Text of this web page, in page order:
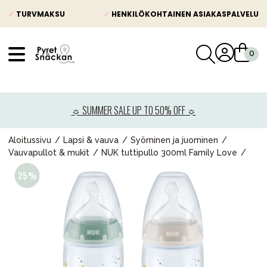
✓ TURVMAKSU ✓ HENKILÖKOHTAINEN ASIAKASPALVELU
☼ SUMMER SALE UP TO 50% OFF ☼
Aloitussivu Lapsi & vauva
Syöminen ja juominen
Vauvapullot & mukit
NUK tuttipullo 300ml Family Love
Lastenvaunut
Lasten turvaistuimet
Lapsi & vauva
Lelut ja pelit
Äiti & Isä
Huonekalut & vuodevaatteet